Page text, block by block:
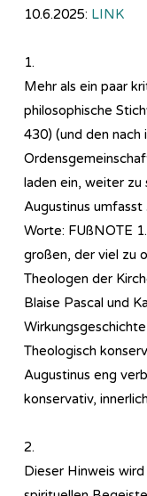
10.6.2025: LINK
1.
Mehr als ein paar
philosophische
430) (und den nach
laden ein, weiter zu
Augustinus
Worte: FUßNOTE
großen, der viel zu
Theologen der
Blaise Pascal und
Theologisch
Augustinus eng
konservativ,
2.
Dieser Hinweis